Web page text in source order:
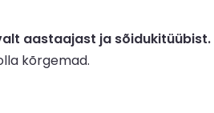
aastaajast ja sõidukitüübist.
kõrgemad.